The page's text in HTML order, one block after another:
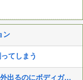
ン
てしまう
【悲報】コレコレ、月収1億円ｗｗｗそりゃ外出るのにボディガードつけるわ…